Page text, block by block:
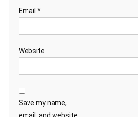
Email *
Website
Save my name,
email, and website